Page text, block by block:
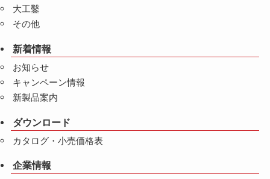
大工鑿
その他
新着情報
お知らせ
キャンペーン情報
新製品案内
ダウンロード
カタログ・小売価格表
企業情報